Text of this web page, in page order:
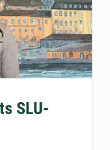
SLU-